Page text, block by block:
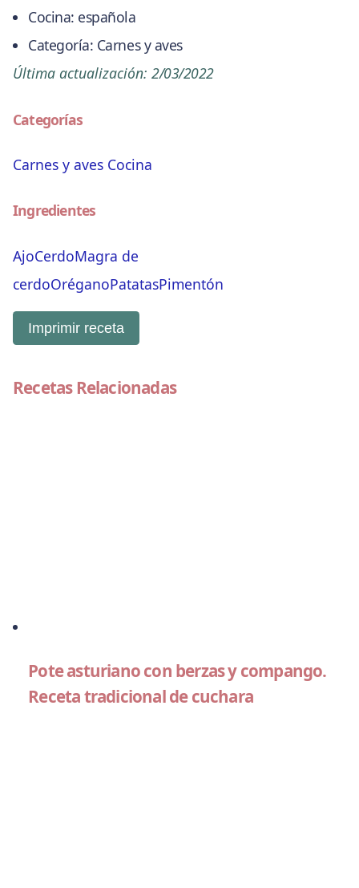
Cocina: española
Categoría: Carnes y aves
Última actualización: 2/03/2022
Categorías
Carnes y aves Cocina
Ingredientes
AjoCerdoMagra de
cerdoOréganoPatatasPimentón
Imprimir receta
Recetas Relacionadas
Pote asturiano con berzas y compango.
Receta tradicional de cuchara